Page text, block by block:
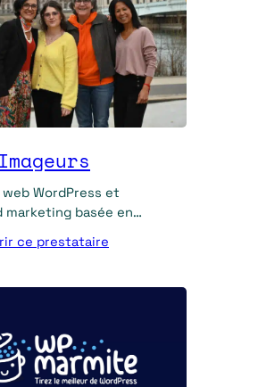
WordPress et
marketing basée en
à faire de leur site leur
ce prestataire